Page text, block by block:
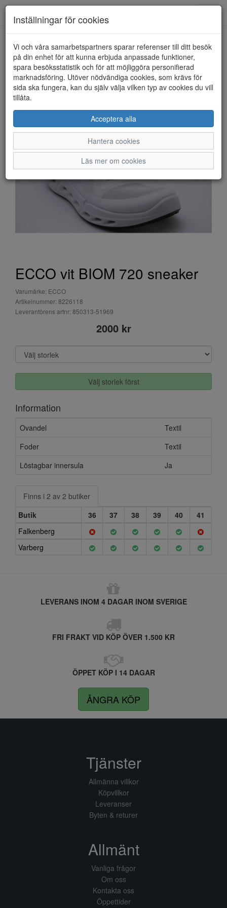
HEM ECCO
ECCO vit BIOM 720 sneaker
Varumärke: ECCO
Artikelnummer: 8226118
Leverantörens artnr: 850313-51969
2000 kr
Välj storlek först
Information
Ovandel
Textil
Foder
Textil
Löstagbar innersula
Ja
Finns i 2 av 2 butiker
Butik
36 37 38 39 40
41
Falkenberg
Varberg
LEVERANS INOM 4 DAGAR INOM SVERIGE
FRI FRAKT VID KÖP ÖVER 1.500 KR
ÖPPET KÖP I 14 DAGAR
ÅNGRA KÖP
Inställningar för cookies
Vi och våra samarbetspartners sparar referenser till ditt besök
på din enhet för att kunna erbjuda anpassade funktioner,
spara besöksstatistik och för att möjliggöra personifierad
marknadsföring. Utöver nödvändiga cookies, som krävs för
sida ska fungera, kan du själv välja vilken typ av cookies du vill
tillåta.
Acceptera alla
Hantera cookies
Läs mer om cookies
Tjänster
Allmänna villkor
Köpvillkor
Leveranser
Byten & returer
Allmänt
Vanliga frågor
Om oss
Kontakta oss
Öppettider